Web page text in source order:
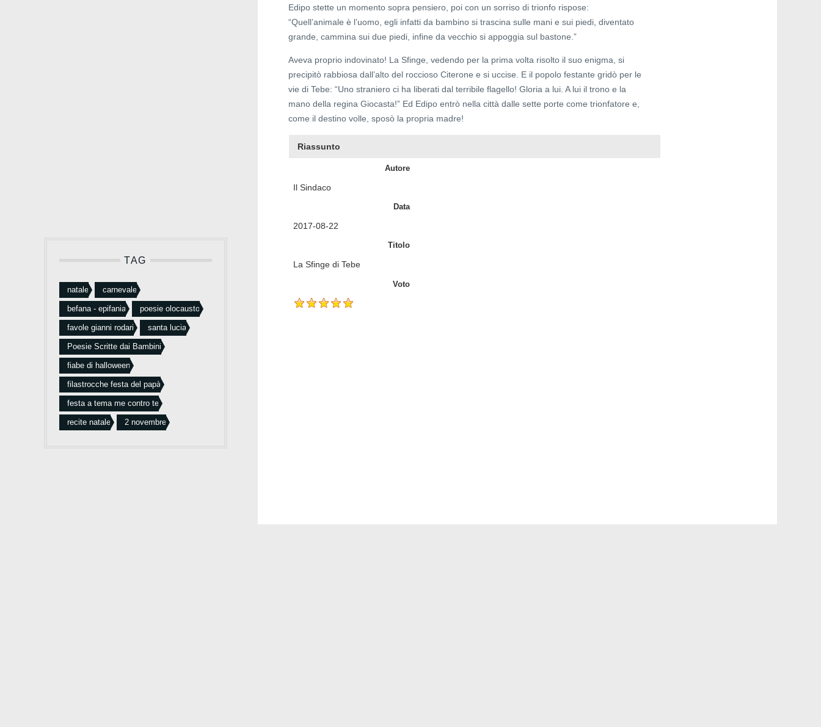
Edipo stette un momento sopra pensiero, poi con un sorriso di trionfo rispose:
“Quell’animale è l’uomo, egli infatti da bambino si trascina sulle mani e sui piedi, diventato
grande, cammina sui due piedi, infine da vecchio si appoggia sul bastone.”
Aveva proprio indovinato! La Sfinge, vedendo per la prima volta risolto il suo enigma, si
precipitò rabbiosa dall’alto del roccioso Citerone e si uccise. E il popolo festante gridò per le
vie di Tebe: “Uno straniero ci ha liberati dal terribile flagello! Gloria a lui. A lui il trono e la
mano della regina Giocasta!” Ed Edipo entrò nella città dalle sette porte come trionfatore e,
come il destino volle, sposò la propria madre!
Riassunto
Autore
Il Sindaco
Data
2017-08-22
Titolo
La Sfinge di Tebe
Voto
TAG
natale carnevale
befana - epifania poesie olocausto
favole gianni rodari santa lucia
Poesie Scritte dai Bambini
fiabe di halloween
filastrocche festa del papà
festa a tema me contro te
recite natale 2 novembre